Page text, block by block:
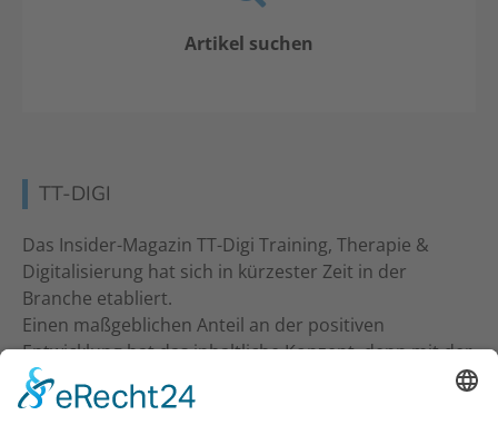
Artikel suchen
TT-DIGI
Das Insider-Magazin TT-Digi Training, Therapie &
Digitalisierung hat sich in kürzester Zeit in der
Branche etabliert.
Einen maßgeblichen Anteil an der positiven
Entwicklung hat das inhaltliche Konzept, denn mit der
inhaltlichen Ansprache an Studio-Inhaber, Trainer &
Therapeuten wurde ein neuer Standard gesetzt. Ein